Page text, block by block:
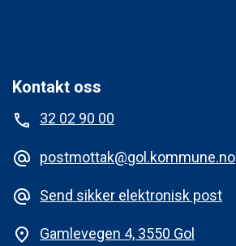
Kontakt oss
phone
32 02 90 00
alternate_email postmottak@gol.kommune.no
alternate_email Send sikker elektronisk post
place Gamlevegen 4, 3550 Gol